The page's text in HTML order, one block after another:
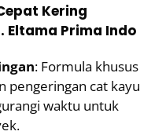
Kering
Eltama Prima Indo
: Formula khusus
pengeringan cat kayu
waktu untuk